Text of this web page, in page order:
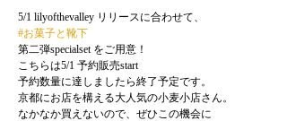
#お菓子と靴下
第二弾specialset をご用意！
こちらは5/1 予約販売start
予約数量に達しましたら終了予定です。
京都にお店を構える大人気の小麦小店さん。
なかなか買えないので、ぜひこの機会に